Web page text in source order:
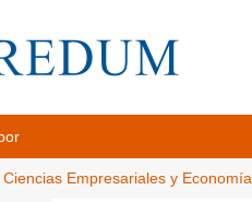
Empresariales y Economía